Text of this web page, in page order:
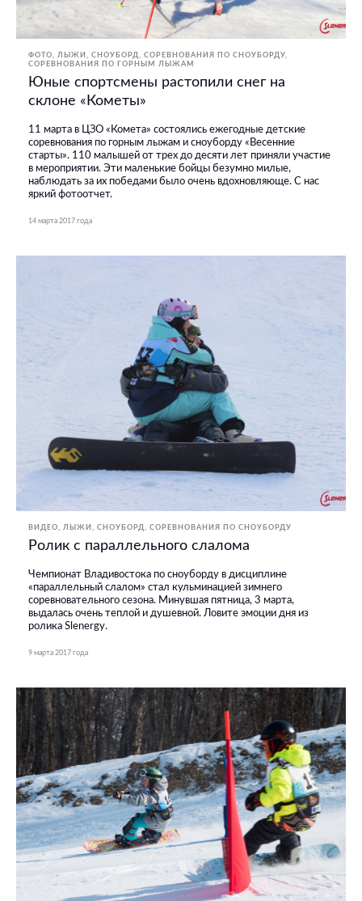
ФОТО ЛЫЖИ, СНОУБОРД
СОРЕВНОВАНИЯ ПО СНОУБОРДУ
СОРЕВНОВАНИЯ ПО ГОРНЫМ ЛЫЖАМ
Юные спортсмены растопили снег на
склоне «Кометы»
11 марта в ЦЗО «Комета» состоялись ежегодные детские
соревнования по горным лыжам и сноуборду «Весенние
старты». 110 малышей от трех до десяти лет приняли участие
в мероприятии. Эти маленькие бойцы безумно милые,
наблюдать за их победами было очень вдохновляюще. С нас
яркий фотоотчет.
14 марта 2017 года
ВИДЕО ЛЫЖИ, СНОУБОРД СОРЕВНОВАНИЯ ПО СНОУБОРДУ
Ролик с параллельного слалома
Чемпионат Владивостока по сноуборду в дисциплине
«параллельный слалом» стал кульминацией зимнего
соревновательного сезона. Минувшая пятница, 3 марта,
выдалась очень теплой и душевной. Ловите эмоции дня из
ролика Slenergy.
9 марта 2017 года